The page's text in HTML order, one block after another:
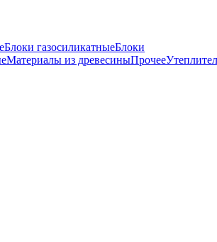
Блоки газосиликатныеБлоки
Материалы из древесиныПрочее